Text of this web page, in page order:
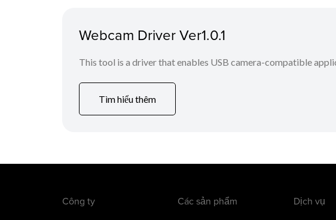
Webcam Driver Ver1.0.1
This tool is a driver that enables USB camera-compatible
Tìm hiểu thêm
Công ty Các sản phẩm Dịch vụ